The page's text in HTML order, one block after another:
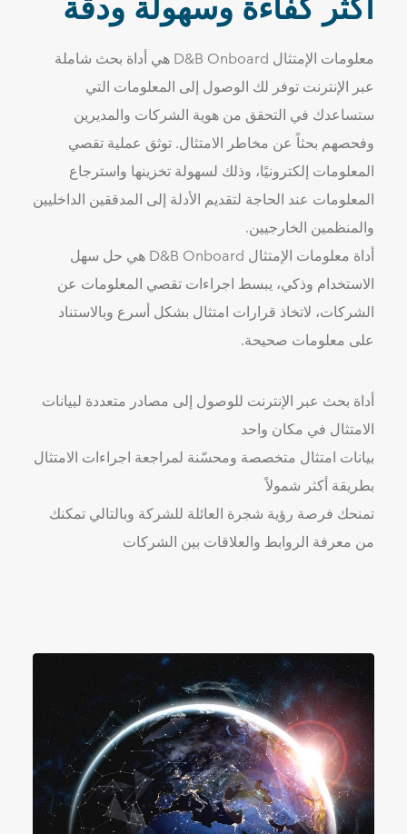
أكثر كفاءة وسهولة ودقة
معلومات الإمتثال D&B Onboard هي أداة بحث شاملة
عبر الإنترنت توفر لك الوصول إلى المعلومات التي
ستساعدك في التحقق من هوية الشركات والمديرين
وفحصهم بحثاً عن مخاطر الامتثال. توثق عملية تقصي
المعلومات إلكترونيًا، وذلك لسهولة تخزينها واسترجاع
المعلومات عند الحاجة لتقديم الأدلة إلى المدققين الداخليين
والمنظمين الخارجيين.
أداة معلومات الإمتثال D&B Onboard هي حل سهل
الاستخدام وذكي، يبسط اجراءات تقصي المعلومات عن
الشركات، لاتخاذ قرارات امتثال بشكل أسرع وبالاستناد
على معلومات صحيحة.
أداة بحث عبر الإنترنت للوصول إلى مصادر متعددة لبيانات
الامتثال في مكان واحد
بيانات امتثال متخصصة ومحسّنة لمراجعة اجراءات الامتثال
بطريقة أكثر شمولاً
تمنحك فرصة رؤية شجرة العائلة للشركة وبالتالي تمكنك
من معرفة الروابط والعلاقات بين الشركات